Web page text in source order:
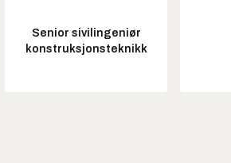
Senior sivilingeniør
konstruksjonsteknikk